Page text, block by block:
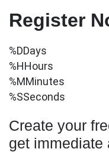
Register
%DDays
%HHours
%MMinutes
%SSeconds
Create your
get immediate